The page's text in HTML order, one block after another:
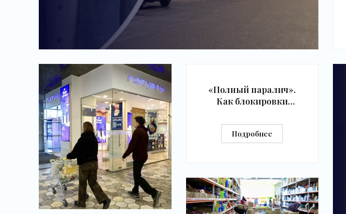
«Полный паралич».
Как блокировки
учат выживать -
«Новости бизнеса»
Подробнее